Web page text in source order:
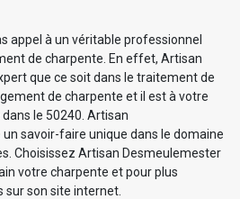
appel à un véritable professionnel
de charpente. En effet, Artisan
que ce soit dans le traitement de
de charpente et il est à votre
le 50240. Artisan
savoir-faire unique dans le domaine
Choisissez Artisan Desmeulemester
votre charpente et pour plus
son site internet.